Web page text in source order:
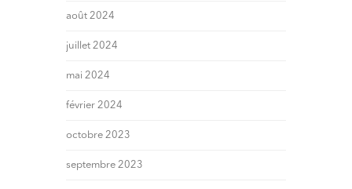
août 2024
juillet 2024
mai 2024
février 2024
octobre 2023
septembre 2023